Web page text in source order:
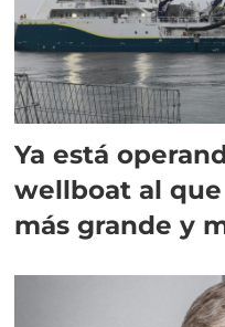
Ya está
wellboat al
más grande y